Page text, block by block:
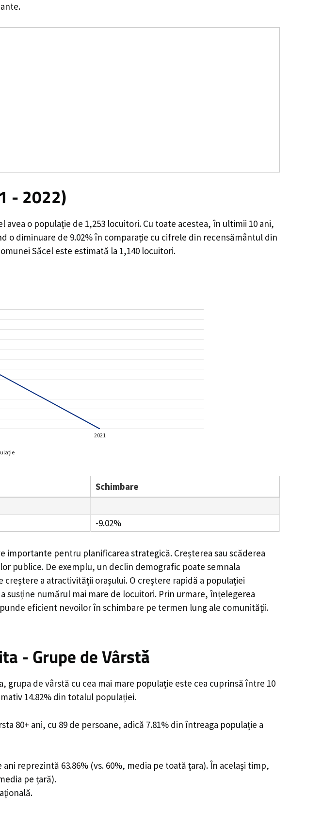
- 2022)
avea o populație de 1,253 locuitori. Cu toate acestea, în ultimii 10 ani,
o diminuare de 9.02%în comparație cu cifrele din recensământul din
Săcel este estimată la 1,140 locuitori.
2021
Schimbare
-9.02%
importante pentru planificarea strategică. Creșterea sau scăderea
publice. De exemplu, un declin demografic poate semnala
a atractivității orașului. O creștere rapidă a populației
numărul mai mare de locuitori. Prin urmare, înțelegerea
eficient nevoilor în schimbare pe termen lung ale comunității.
- Grupe de Vârstă
de vârstă cu cea mai mare populație este cea cuprinsă între 10
14.82% din totalul populației.
80+ ani, cu 89 de persoane, adică 7.81% din întreaga populație a
reprezintă 63.86% (vs. 60%, media pe toată țara). În același timp,
pe țară).